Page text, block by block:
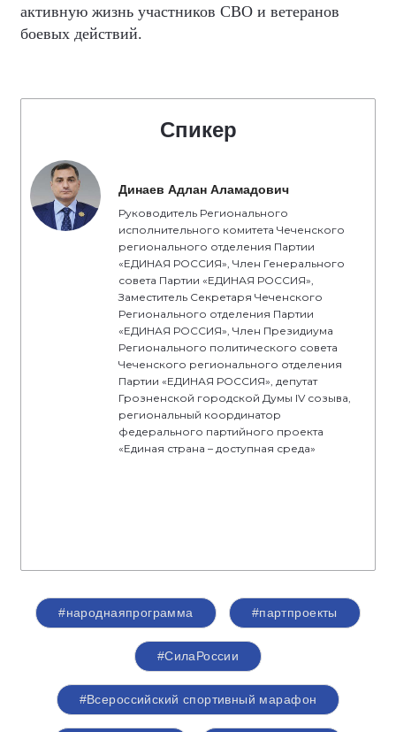
активную жизнь участников СВО и ветеранов
боевых действий.
Спикер
Динаев Адлан Аламадович
Руководитель Регионального
исполнительного комитета Чеченского
регионального отделения Партии
«ЕДИНАЯ РОССИЯ», Член Генерального
совета Партии «ЕДИНАЯ РОССИЯ»,
Заместитель Секретаря Чеченского
Регионального отделения Партии
«ЕДИНАЯ РОССИЯ», Член Президиума
Регионального политического совета
Чеченского регионального отделения
Партии «ЕДИНАЯ РОССИЯ», депутат
Грозненской городской Думы IV созыва,
региональный координатор
федерального партийного проекта
«Единая страна – доступная среда»
#народнаяпрограмма #партпроекты
#СилаРоссии
#Всероссийский спортивный марафон